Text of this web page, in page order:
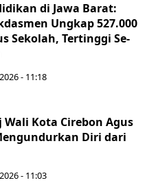
di Jawa Barat:
Ungkap 527.000
Sekolah, Tertinggi Se-
- 11:18
Wali Kota Cirebon Agus
Diri dari
- 11:03